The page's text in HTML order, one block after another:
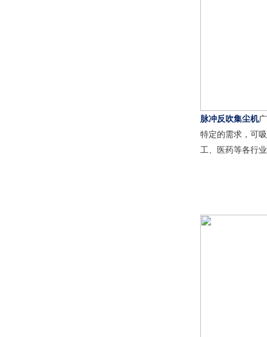
脉冲反吹集尘机
特定的需求，可
工、医药等各行